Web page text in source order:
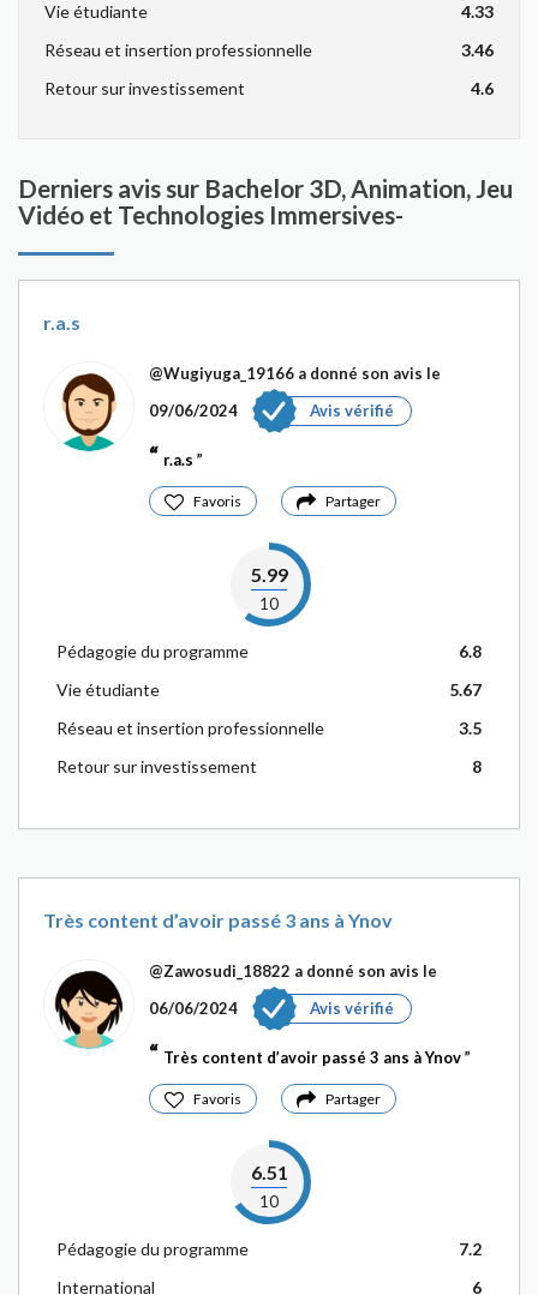
Vie étudiante
4.33
Réseau et insertion professionnelle
3.46
Retour sur investissement
4.6
Derniers avis sur Bachelor 3D, Animation, Jeu
Vidéo et Technologies Immersives-
r.a.s
@Wugiyuga_19166 a donné son avis le
09/06/2024
Avis vérifié
r.a.s
Favoris Partager
5.99
10
Pédagogie du programme
6.8
Vie étudiante
5.67
Réseau et insertion professionnelle
3.5
Retour sur investissement
8
Très content d’avoir passé 3 ans à Ynov
@Zawosudi_18822 a donné son avis le
06/06/2024
Avis vérifié
Très content d’avoir passé 3 ans à Ynov
Favoris Partager
6.51
10
Pédagogie du programme
7.2
International
6